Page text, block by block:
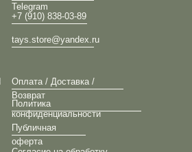
Telegram
+7 (910) 838-03-89
tays.store@yandex.ru
Оплата / Доставка /
Возврат
Политика
конфиденциальности
Публичная
оферта